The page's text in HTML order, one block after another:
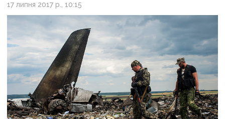
17 липня 2017 р., 10:15